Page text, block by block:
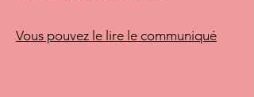
Vous pouvez le lire le communiqué